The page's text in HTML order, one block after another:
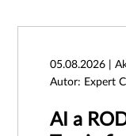
05.08.2026 |
Autor: Expert
AI a